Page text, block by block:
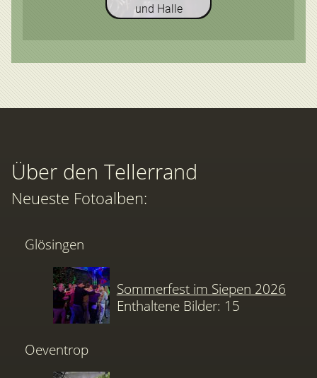
und Halle
Über den Tellerrand
Neueste Fotoalben:
Glösingen
Sommerfest im Siepen 2026
Enthaltene Bilder: 15
Oeventrop